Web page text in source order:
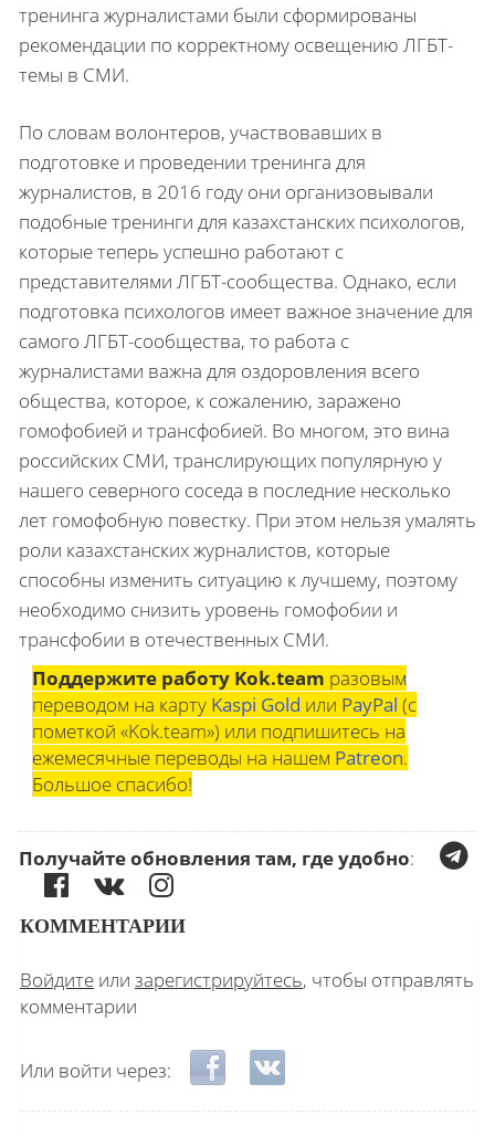
тренинга журналистами были сформированы
рекомендации по корректному освещению ЛГБТ-
темы в СМИ.
По словам волонтеров, участвовавших в
подготовке и проведении тренинга для
журналистов, в 2016 году они организовывали
подобные тренинги для казахстанских психологов,
которые теперь успешно работают с
представителями ЛГБТ-сообщества. Однако, если
подготовка психологов имеет важное значение для
самого ЛГБТ-сообщества, то работа с
журналистами важна для оздоровления всего
общества, которое, к сожалению, заражено
гомофобией и трансфобией. Во многом, это вина
российских СМИ, транслирующих популярную у
нашего северного соседа в последние несколько
лет гомофобную повестку. При этом нельзя умалять
роли казахстанских журналистов, которые
способны изменить ситуацию к лучшему, поэтому
необходимо снизить уровень гомофобии и
трансфобии в отечественных СМИ.
Поддержите работу Kok.team разовым
переводом на карту Kaspi Gold или PayPal (с
пометкой «Kok.team») или подпишитесь на
ежемесячные переводы на нашем Patreon.
Большое спасибо!
Получайте обновления там, где удобно:
КОММЕНТАРИИ
Войдите или зарегистрируйтесь, чтобы отправлять
комментарии
Или войти через: Login with Facebook
Login with ВКонтакте